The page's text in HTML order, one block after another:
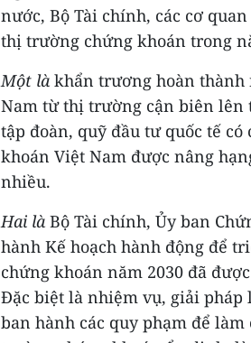
nước, Bộ Tài chính, các cơ
thị trường chứng khoán trong
Một là khẩn trương hoàn
Nam từ thị trường cận biên lên
tập đoàn, quỹ đầu tư quốc tế
khoán Việt Nam được nâng
nhiều.
Hai là Bộ Tài chính, Ủy ban
hành Kế hoạch hành động để
chứng khoán năm 2030 đã
Đặc biệt là nhiệm vụ, giải pháp
ban hành các quy phạm để